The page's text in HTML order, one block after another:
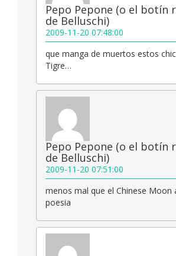
Pepo Pepone (o el botín
de Belluschi)
2009-11-20 07:48:00
que manga de muertos estos
Tigre…
Pepo Pepone (o el botín
de Belluschi)
2009-11-20 07:51:00
menos mal que el Chinese Moon
poesia